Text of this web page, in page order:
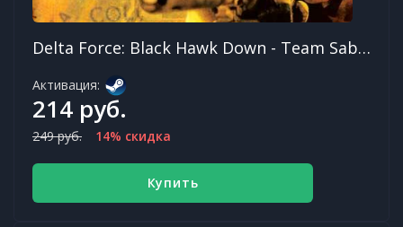
Delta Force: Black Hawk Down - Team Sabre
Активация:
214 руб.
249 руб. 14% скидка
Купить